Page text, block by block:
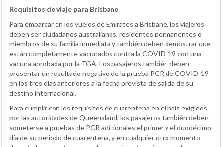
Requisitos de viaje para Brisbane
Para embarcar en los vuelos de Emirates a Brisbane, los viajeros
deben ser ciudadanos australianos, residentes permanentes o
miembros de su familia inmediata y también deben demostrar que
están completamente vacunados contra la COVID-19 con una
vacuna aprobada por la TGA. Los pasajeros también deben
presentar un resultado negativo de la prueba PCR de COVID-19
en los tres días anteriores a la fecha prevista de salida de su
destino internacional.
Para cumplir con los requisitos de cuarentena en el país exigidos
por las autoridades de Queensland, los pasajeros también deben
someterse a pruebas de PCR adicionales el primer y el duodécimo
día de su periodo de cuarentena, y en cualquier otro momento